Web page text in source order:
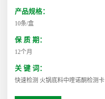
产品规格：
10条/盒
保 质 期：
12个月
关 键 词：
快速检测 火锅底料中喹诺酮检测卡